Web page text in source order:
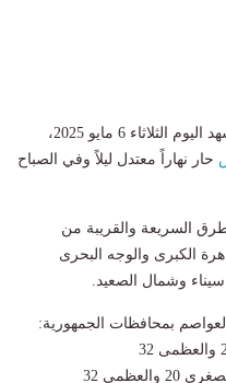
تتوقع الهيئة العامة للأرصاد الجوية، أن يشهد اليوم الثلاثاء 6 مايو 2025،
حار نهاراً معتدل ليلاً وفي الصباح
السريعة والقريبة من
الكبرى والوجه البحرى
وشمال الصعيد.
بمحافظات الجمهورية:
32